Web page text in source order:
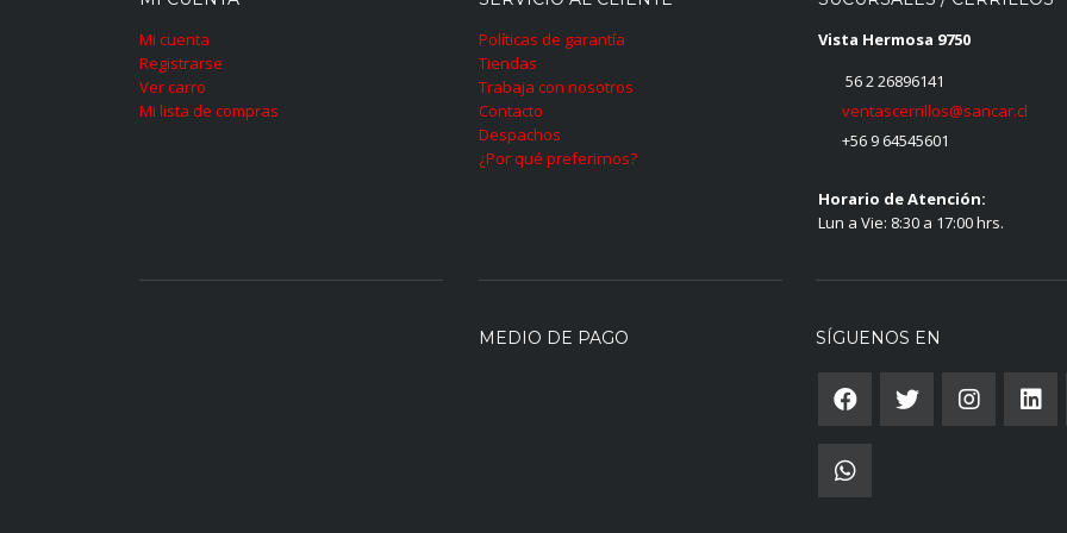
Mi cuenta
Registrarse
Ver carro
Mi lista de compras
Políticas de garantía
Tiendas
Trabaja con nosotros
Contacto
Despachos
¿Por qué preferirnos?
Vista Hermosa 9750
56 2 26896141
ventascerrillos@sancar.cl
+56 9 64545601
Horario de Atención:
Lun a Vie: 8:30 a 17:00 hrs.
MEDIO DE PAGO SÍGUENOS EN